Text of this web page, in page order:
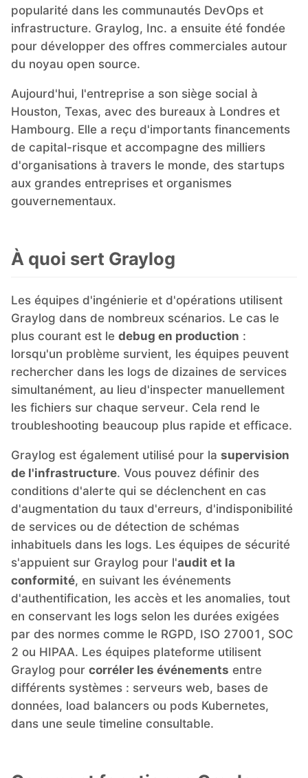
NocoDB
Node-RED
Node.js
OpenSearch
PHP
Prometheus
Python
RabbitMQ
Redis®*
RethinkDB
Ruby
TimescaleDB
Valkey
Wazuh
popularité dans les communautés DevOps et
infrastructure. Graylog, Inc. a ensuite été fondée
pour développer des offres commerciales autour
du noyau open source.
Aujourd'hui, l'entreprise a son siège social à
Houston, Texas, avec des bureaux à Londres et
Hambourg. Elle a reçu d'importants financements
de capital-risque et accompagne des milliers
d'organisations à travers le monde, des startups
aux grandes entreprises et organismes
gouvernementaux.
À quoi sert Graylog
Les équipes d'ingénierie et d'opérations utilisent
Graylog dans de nombreux scénarios. Le cas le
plus courant est le debug en production :
lorsqu'un problème survient, les équipes peuvent
rechercher dans les logs de dizaines de services
simultanément, au lieu d'inspecter manuellement
les fichiers sur chaque serveur. Cela rend le
troubleshooting beaucoup plus rapide et efficace.
Graylog est également utilisé pour la supervision
de l'infrastructure. Vous pouvez définir des
conditions d'alerte qui se déclenchent en cas
d'augmentation du taux d'erreurs, d'indisponibilité
de services ou de détection de schémas
inhabituels dans les logs. Les équipes de sécurité
s'appuient sur Graylog pour l'audit et la
conformité, en suivant les événements
d'authentification, les accès et les anomalies, tout
en conservant les logs selon les durées exigées
par des normes comme le RGPD, ISO 27001, SOC
2 ou HIPAA. Les équipes plateforme utilisent
Graylog pour corréler les événements entre
différents systèmes : serveurs web, bases de
données, load balancers ou pods Kubernetes,
dans une seule timeline consultable.